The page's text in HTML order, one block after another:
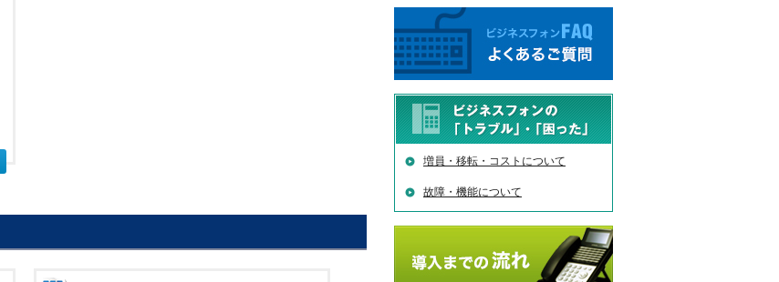
増員・移転・コストについて
故障・機能について